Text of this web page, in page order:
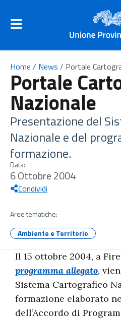
Home / News / Portale
Portale
Nazionale
Presentazione del
Nazionale e del
formazione.
Data:
6 Ottobre 2004
Condividi
Aree tematiche:
Ambiente e Territorio
Il 15 ottobre 2004, a
programma allegato,
Sistema Cartografico
formazione elaborato
dell’Accordo di